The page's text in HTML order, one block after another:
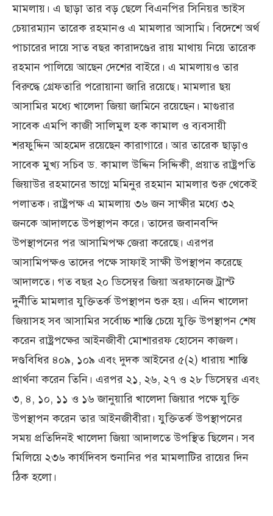
মামলায়। এ ছাড়া তার বড় ছেলে বিএনপির সিনিয়র ভাইস
চেয়ারম্যান তারেক রহমানও এ মামলার আসামি। বিদেশে অর্থ
পাচারের দায়ে সাত বছর কারাদণ্ডের রায় মাথায় নিয়ে তারেক
রহমান পালিয়ে আছেন দেশের বাইরে। এ মামলায়ও তার
বিরুদ্ধে গ্রেফতারি পরোয়ানা জারি রয়েছে। মামলার ছয়
আসামির মধ্যে খালেদা জিয়া জামিনে রয়েছেন। মাগুরার
সাবেক এমপি কাজী সালিমুল হক কামাল ও ব্যবসায়ী
শরফুদ্দিন আহমেদ রয়েছেন কারাগারে। আর তারেক ছাড়াও
সাবেক মুখ্য সচিব ড. কামাল উদ্দিন সিদ্দিকী, প্রয়াত রাষ্ট্রপতি
জিয়াউর রহমানের ভাগ্নে মমিনুর রহমান মামলার শুরু থেকেই
পলাতক। রাষ্ট্রপক্ষ এ মামলায় ৩৬ জন সাক্ষীর মধ্যে ৩২
জনকে আদালতে উপস্থাপন করে। তাদের জবানবন্দি
উপস্থাপনের পর আসামিপক্ষ জেরা করেছে। এরপর
আসামিপক্ষও তাদের পক্ষে সাফাই সাক্ষী উপস্থাপন করেছে
আদালতে। গত বছর ২০ ডিসেম্বর জিয়া অরফানেজ ট্রাস্ট
দুর্নীতি মামলার যুক্তিতর্ক উপস্থাপন শুরু হয়। এদিন খালেদা
জিয়াসহ সব আসামির সর্বোচ্চ শাস্তি চেয়ে যুক্তি উপস্থাপন শেষ
করেন রাষ্ট্রপক্ষের আইনজীবী মোশাররফ হোসেন কাজল।
দণ্ডবিধির ৪০৯, ১০৯ এবং দুদক আইনের ৫(২) ধারায় শাস্তি
প্রার্থনা করেন তিনি। এরপর ২১, ২৬, ২৭ ও ২৮ ডিসেম্বর এবং
৩, ৪, ১০, ১১ ও ১৬ জানুয়ারি খালেদা জিয়ার পক্ষে যুক্তি
উপস্থাপন করেন তার আইনজীবীরা। যুক্তিতর্ক উপস্থাপনের
সময় প্রতিদিনই খালেদা জিয়া আদালতে উপস্থিত ছিলেন। সব
মিলিয়ে ২৩৬ কার্যদিবস শুনানির পর মামলাটির রায়ের দিন
ঠিক হলো।